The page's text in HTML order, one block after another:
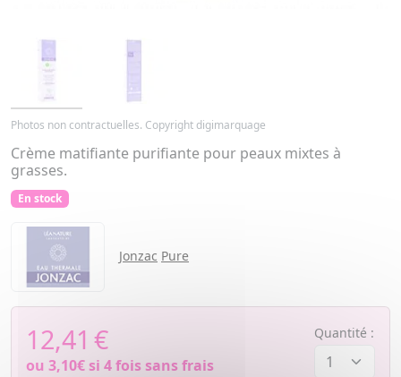
Photos non contractuelles. Copyright digimarquage
Crème matifiante purifiante pour peaux mixtes à
grasses.
En stock
Jonzac Pure
12,41 €
ou 3,10€si 4 fois sans frais
Quantité :